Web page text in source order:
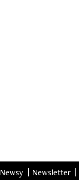
Newsy Newsletter